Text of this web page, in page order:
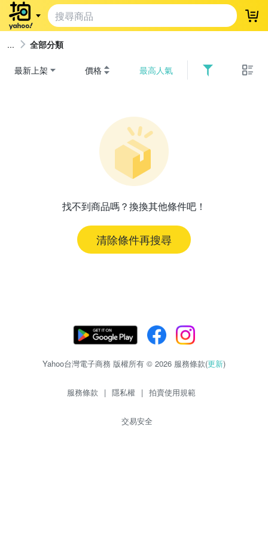
登
全部分類
最新上架 價格 最高人氣
找不到商品嗎？換換其他條件吧！
清除條件再搜尋
Yahoo台灣電子商務 版權所有 © 2026 服務條款(更新)
服務條款 | 隱私權 | 拍賣使用規範
交易安全